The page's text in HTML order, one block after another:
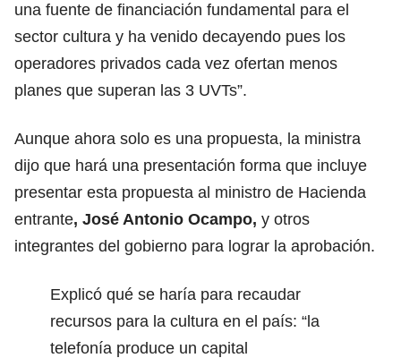
una fuente de financiación fundamental para el
sector cultura y ha venido decayendo pues los
operadores privados cada vez ofertan menos
planes que superan las 3 UVTs”.
Aunque ahora solo es una propuesta, la ministra
dijo que hará una presentación forma que incluye
presentar esta propuesta al ministro de Hacienda
entrante, José Antonio Ocampo, y otros
integrantes del gobierno para lograr la aprobación.
Explicó qué se haría para recaudar
recursos para la cultura en el país: “la
telefonía produce un capital